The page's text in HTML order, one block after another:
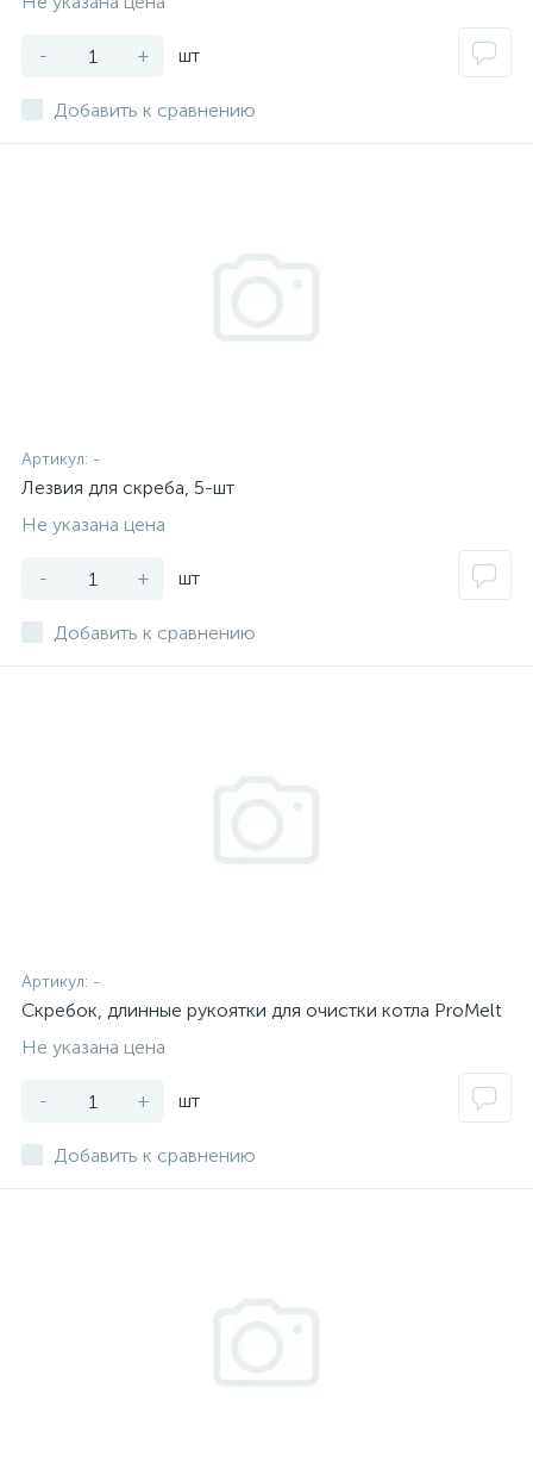
- + шт
Добавить к сравнению
Артикул: -
Лезвия для скреба, 5-шт
Не указана цена
- + шт
Добавить к сравнению
Артикул: -
Скребок, длинные рукоятки для очистки котла ProMelt
Не указана цена
- + шт
Добавить к сравнению